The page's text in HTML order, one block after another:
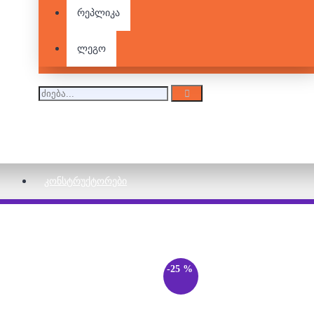
ᲙᲝᲜᲡᲢᲠᲣᲥᲢᲝᲠᲔᲑᲘ
რეპლიკა
ლეგო
-25 %